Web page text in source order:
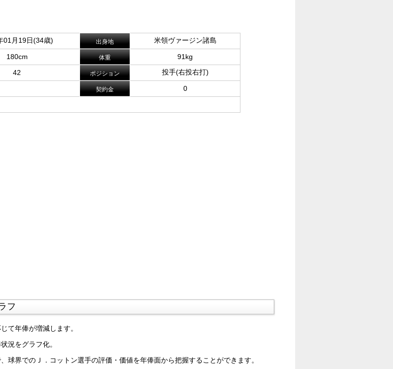
01月19日(34歳) 出身地 米領ヴァージン諸島
180cm 体重 91kg
42 ポジション 投手(右投右打)
契約金 0
フ
て年俸が増減します。
況をグラフ化。
球界でのＪ．コットン選手の評価・価値を年俸面から把握することができます。